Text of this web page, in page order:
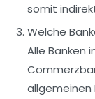
somit
Welche
Alle Banken